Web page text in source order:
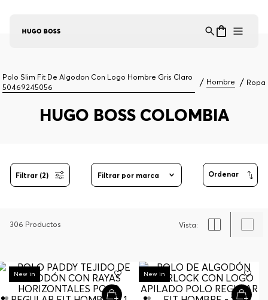
Polo Slim Fit De Algodon Con Logo Hombre Gris Claro
50469245056
Hombre Ropa
HUGO BOSS COLOMBIA
Filtrar (2) Filtrar por marca
306 Productos
New in New in
Asistente Virtual
en línea ⋮